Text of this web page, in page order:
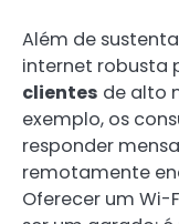
Além de
internet robusta
clientes de alto
exemplo, os
responder
remotamente
Oferecer um Wi-